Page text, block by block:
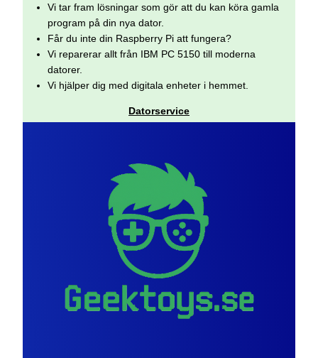
Vi tar fram lösningar som gör att du kan köra gamla
program på din nya dator.
Får du inte din Raspberry Pi att fungera?
Vi reparerar allt från IBM PC 5150 till moderna
datorer.
Vi hjälper dig med digitala enheter i hemmet.
Datorservice